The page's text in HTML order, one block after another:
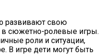
развивают свою
в сюжетно-ролевые игры.
роли и ситуации,
В игре дети могут быть